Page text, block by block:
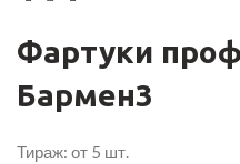
Фартуки
Бармен3
Тираж: от 5 шт.